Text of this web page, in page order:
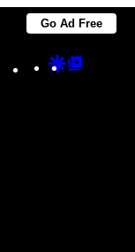
Go Ad Free
Instagram
TikTokYouTube
Google